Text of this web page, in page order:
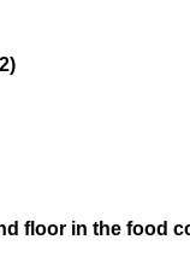
floor in the food